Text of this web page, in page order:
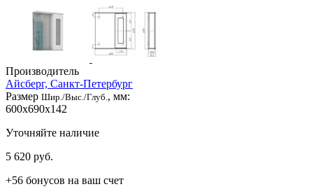
Производитель
Айсберг, Санкт-Петербург
Размер Шир./Выс./Глуб. , мм:
600x690x142
Уточняйте наличие
5 620 руб.
+56 бонусов на ваш счет